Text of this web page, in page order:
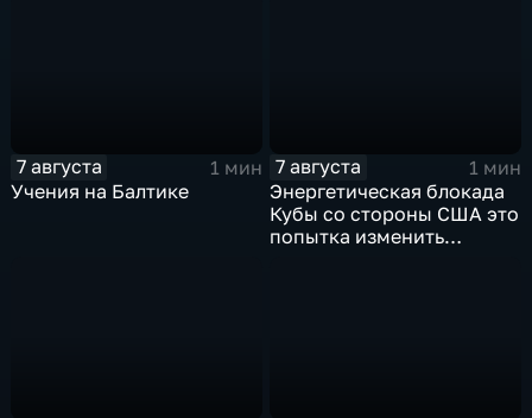
7 августа
1 мин
Учения на Балтике
7 августа
1 мин
Энергетическая блокада
Кубы со стороны США это
попытка изменить